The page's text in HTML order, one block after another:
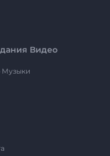
Видео
Музыки